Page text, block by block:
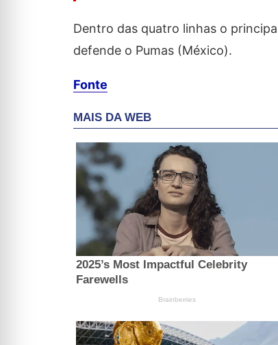
Dentro das quatro linhas o
defende o Pumas (México).
Fonte